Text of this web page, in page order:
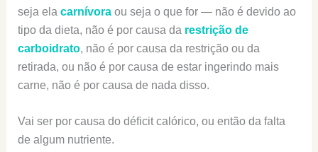
seja ela carnívoraou seja o que for — não é devido ao
tipo da dieta, não é por causa da restrição de
carboidrato, não é por causa da restrição ou da
retirada, ou não é por causa de estar ingerindo mais
carne, não é por causa de nada disso.
Vai ser por causa do déficit calórico, ou então da falta
de algum nutriente.